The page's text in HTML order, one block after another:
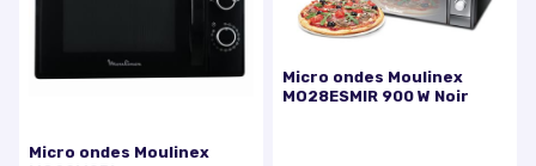
Micro ondes Moulinex
Micro ondes Moulinex
MO28ESMIR 900 W Noir